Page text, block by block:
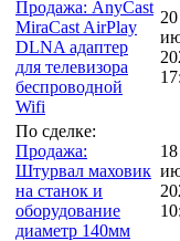
Продажа: AnyCast
MiraCast AirPlay
DLNA адаптер
для телевизора
беспроводной
Wifi
20
По сделке:
Продажа:
Штурвал маховик
на станок и
оборудование
диаметр 140мм
18